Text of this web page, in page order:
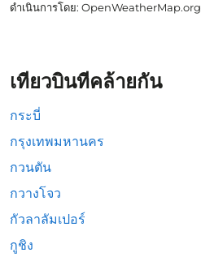
ดำเนินการโดย: OpenWeatherMap.org
เที่ยวบินที่คล้ายกัน
กระบี่
กรุงเทพมหานคร
กวนตัน
กวางโจว
กัวลาลัมเปอร์
กูชิง